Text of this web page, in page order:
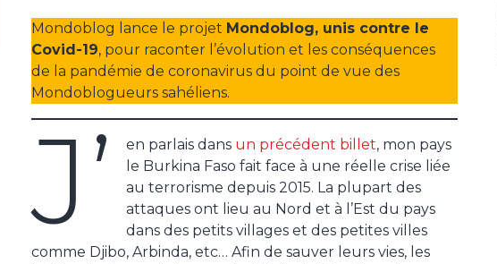
Mondoblog lance le projet Mondoblog, unis contre le
Covid-19, pour raconter l’évolution et les conséquences
de la pandémie de coronavirus du point de vue des
Mondoblogueurs sahéliens.
J’ en parlais dans un précédent billet, mon pays
le Burkina Faso fait face à une réelle crise liée
au terrorisme depuis 2015. La plupart des
attaques ont lieu au Nord et à l’Est du pays
dans des petits villages et des petites villes
comme Djibo, Arbinda, etc… Afin de sauver leurs vies, les